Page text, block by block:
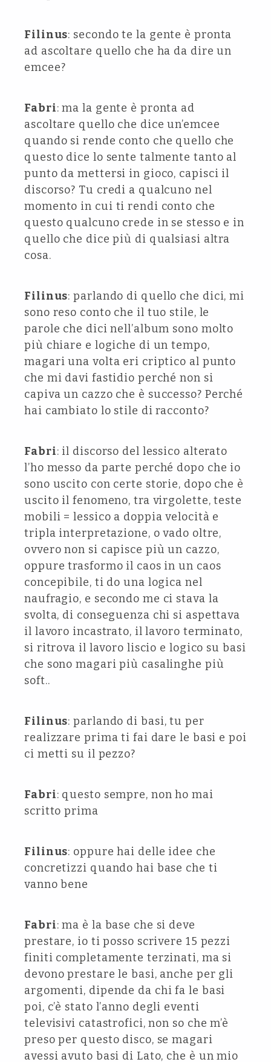
Filinus: secondo te la gente è pronta
ad ascoltare quello che ha da dire un
emcee?
Fabri: ma la gente è pronta ad
ascoltare quello che dice un’emcee
quando si rende conto che quello che
questo dice lo sente talmente tanto al
punto da mettersi in gioco, capisci il
discorso? Tu credi a qualcuno nel
momento in cui ti rendi conto che
questo qualcuno crede in se stesso e in
quello che dice più di qualsiasi altra
cosa.
Filinus: parlando di quello che dici, mi
sono reso conto che il tuo stile, le
parole che dici nell’album sono molto
più chiare e logiche di un tempo,
magari una volta eri criptico al punto
che mi davi fastidio perché non si
capiva un cazzo che è successo? Perché
hai cambiato lo stile di racconto?
Fabri: il discorso del lessico alterato
l’ho messo da parte perché dopo che io
sono uscito con certe storie, dopo che è
uscito il fenomeno, tra virgolette, teste
mobili = lessico a doppia velocità e
tripla interpretazione, o vado oltre,
ovvero non si capisce più un cazzo,
oppure trasformo il caos in un caos
concepibile, ti do una logica nel
naufragio, e secondo me ci stava la
svolta, di conseguenza chi si aspettava
il lavoro incastrato, il lavoro terminato,
si ritrova il lavoro liscio e logico su basi
che sono magari più casalinghe più
soft..
Filinus: parlando di basi, tu per
realizzare prima ti fai dare le basi e poi
ci metti su il pezzo?
Fabri: questo sempre, non ho mai
scritto prima
Filinus: oppure hai delle idee che
concretizzi quando hai base che ti
vanno bene
Fabri: ma è la base che si deve
prestare, io ti posso scrivere 15 pezzi
finiti completamente terzinati, ma si
devono prestare le basi, anche per gli
argomenti, dipende da chi fa le basi
poi, c’è stato l’anno degli eventi
televisivi catastrofici, non so che m’è
preso per questo disco, se magari
avessi avuto basi di Lato, che è un mio